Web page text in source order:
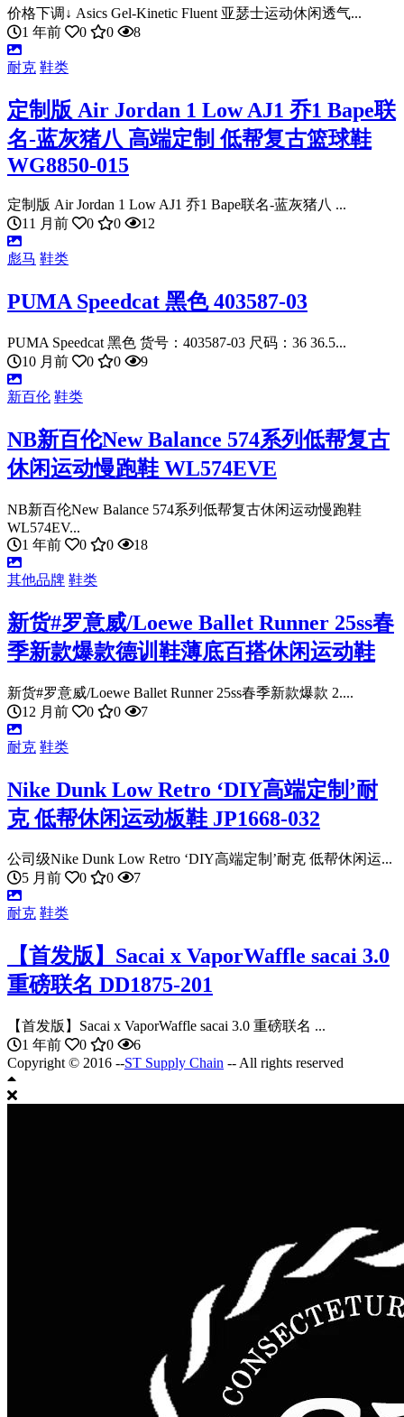
价格下调↓ Asics Gel-Kinetic Fluent 亚瑟士运动休闲透气...
1 年前
0 0 8
耐克 鞋类
定制版 Air Jordan 1 Low AJ1 乔1 Bape联
名-蓝灰猪八 高端定制 低帮复古篮球鞋
WG8850-015
定制版 Air Jordan 1 Low AJ1 乔1 Bape联名-蓝灰猪八 ...
11 月前
0 0 12
彪马 鞋类
PUMA Speedcat 黑色 403587-03
PUMA Speedcat 黑色 货号：403587-03 尺码：36 36.5...
10 月前
0 0 9
新百伦 鞋类
NB新百伦New Balance 574系列低帮复古
休闲运动慢跑鞋 WL574EVE
NB新百伦New Balance 574系列低帮复古休闲运动慢跑鞋
WL574EV...
1 年前
0 0 18
其他品牌 鞋类
新货#罗意威/Loewe Ballet Runner 25ss春
季新款爆款德训鞋薄底百搭休闲运动鞋
新货#罗意威/Loewe Ballet Runner 25ss春季新款爆款 2....
12 月前
0 0 7
耐克 鞋类
Nike Dunk Low Retro ‘DIY高端定制’耐
克 低帮休闲运动板鞋 JP1668-032
公司级Nike Dunk Low Retro ‘DIY高端定制’耐克 低帮休闲运...
5 月前
0 0 7
耐克 鞋类
【首发版】Sacai x VaporWaffle sacai 3.0
重磅联名 DD1875-201
【首发版】Sacai x VaporWaffle sacai 3.0 重磅联名 ...
1 年前
0 0
6
Copyright © 2016 --ST Supply Chain -- All rights reserved